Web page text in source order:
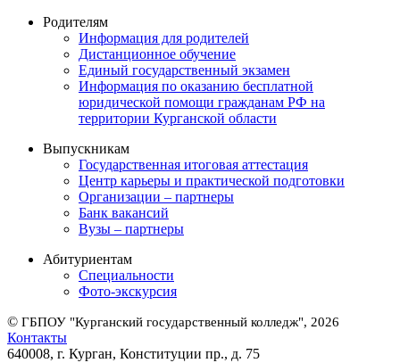
Родителям
Информация для родителей
Дистанционное обучение
Единый государственный экзамен
Информация по оказанию бесплатной
юридической помощи гражданам РФ на
территории Курганской области
Выпускникам
Государственная итоговая аттестация
Центр карьеры и практической подготовки
Организации – партнеры
Банк вакансий
Вузы – партнеры
Абитуриентам
Специальности
Фото-экскурсия
© ГБПОУ "Курганский государственный колледж", 2026
Контакты
640008, г. Курган, Конституции пр., д. 75